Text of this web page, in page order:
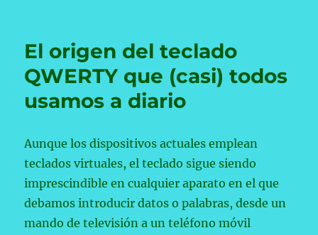
El origen del teclado
QWERTY que (casi) todos
usamos a diario
Aunque los dispositivos actuales emplean
teclados virtuales, el teclado sigue siendo
imprescindible en cualquier aparato en el que
debamos introducir datos o palabras, desde un
mando de televisión a un teléfono móvil